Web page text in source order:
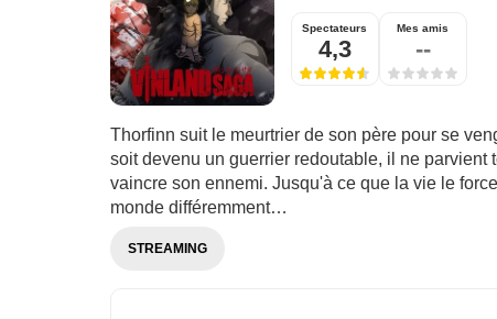
Spectateurs
4,3
Mes amis
--
Thorfinn suit le meurtrier de son père pour se
soit devenu un guerrier redoutable, il ne parvient
vaincre son ennemi. Jusqu'à ce que la vie le
monde différemment…
STREAMING